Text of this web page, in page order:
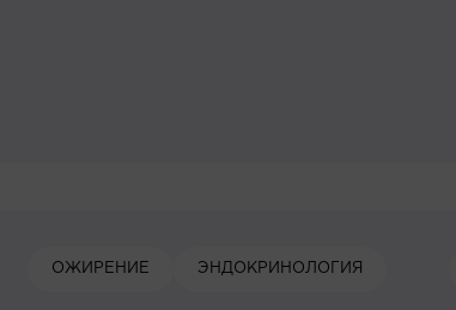
ОЖИРЕНИЕ ЭНДОКРИНОЛОГИЯ